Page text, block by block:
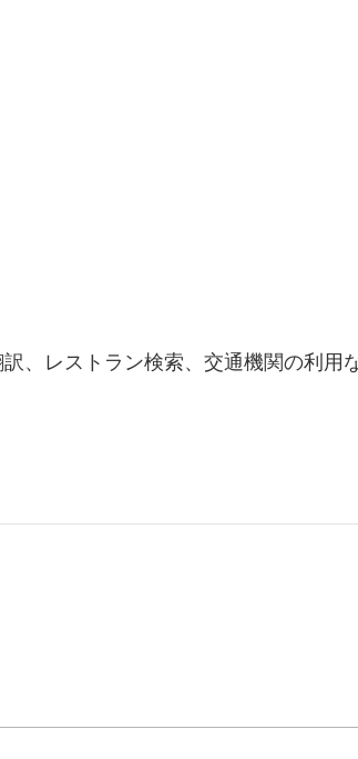
、レストラン検索、交通機関の利用